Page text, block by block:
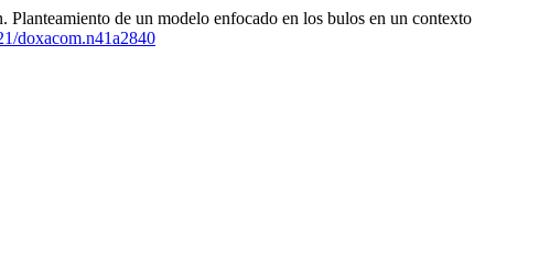
de un modelo enfocado en los bulos en un contexto
doxacom.n41a2840